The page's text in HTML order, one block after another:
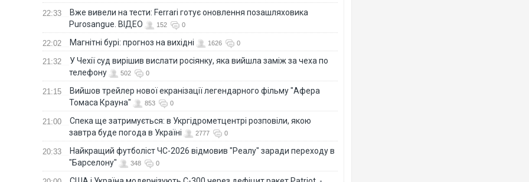
22:33
Вже вивели на тести: Ferrari готує оновлення позашляховика
Purosangue. ВІДЕО
152 0
22:02 Магнітні бурі: прогноз на вихідні 1626 0
21:32
У Чехії суд вирішив вислати росіянку, яка вийшла заміж за чеха по
телефону
502 0
21:15
Вийшов трейлер нової екранізації легендарного фільму "Афера
Томаса Крауна"
853 0
21:00
Спека ще затримується: в Укргідрометцентрі розповіли, якою
завтра буде погода в Україні
2777 0
20:33
Найкращий футболіст ЧС-2026 відмовив "Реалу" заради переходу в
"Барселону"
348 0